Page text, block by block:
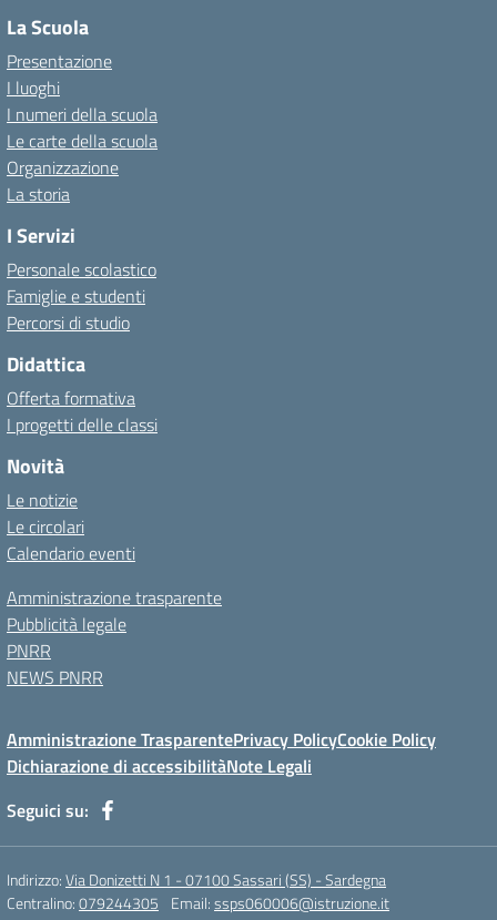
La Scuola
Presentazione
I luoghi
I numeri della scuola
Le carte della scuola
Organizzazione
La storia
I Servizi
Personale scolastico
Famiglie e studenti
Percorsi di studio
Didattica
Offerta formativa
I progetti delle classi
Novità
Le notizie
Le circolari
Calendario eventi
Amministrazione trasparente
Pubblicità legale
PNRR
NEWS PNRR
Amministrazione TrasparentePrivacy PolicyCookie Policy
Dichiarazione di accessibilitàNote Legali
Seguici su:
Indirizzo:Via Donizetti N 1 - 07100 Sassari (SS) - Sardegna
Centralino:079244305 Email:ssps060006@istruzione.it